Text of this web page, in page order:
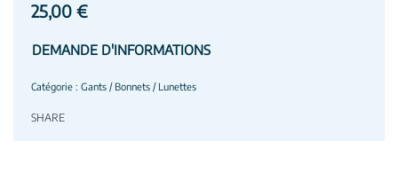
25,00 €
DEMANDE D'INFORMATIONS
Catégorie : Gants / Bonnets / Lunettes
SHARE